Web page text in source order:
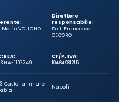
Mario VOLLONO
Direttore
responsabile:
Dott. Francesco
CECORO
REA:
NA-1107749
CF/P. IVA:
10464981215
Castellammare
Napoli